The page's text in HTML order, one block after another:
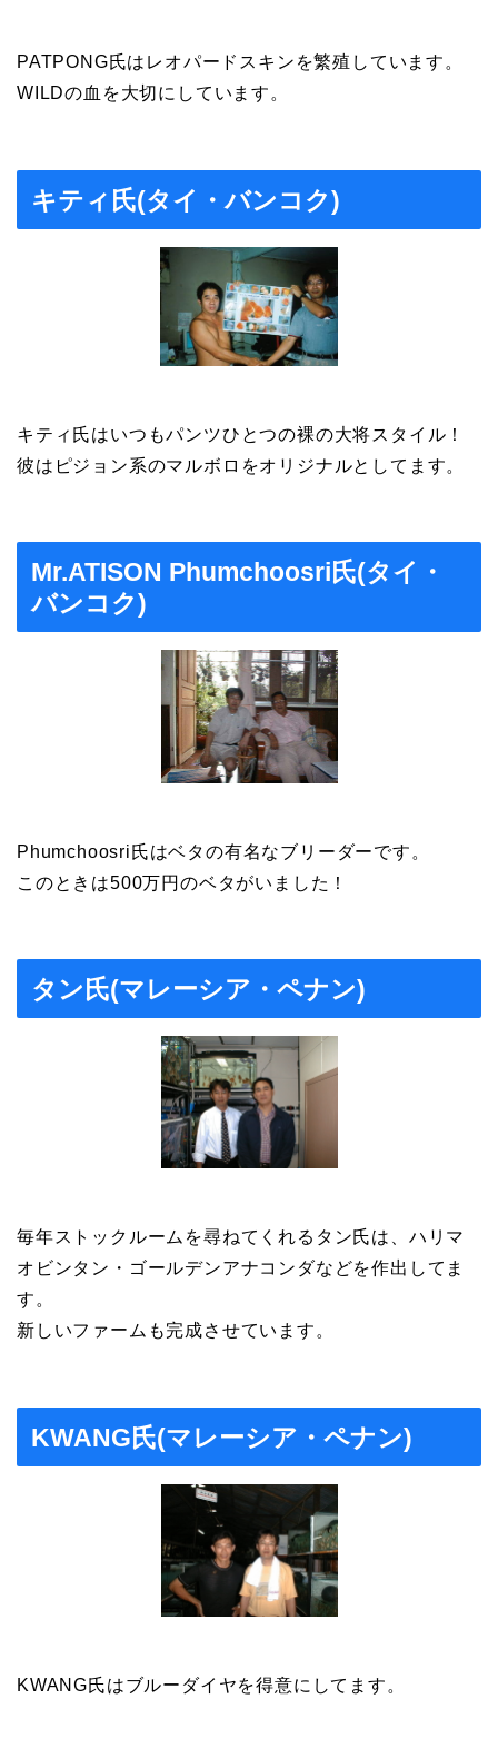
PATPONG氏はレオパードスキンを繁殖しています。
WILDの血を大切にしています。
キティ氏(タイ・バンコク)
キティ氏はいつもパンツひとつの裸の大将スタイル！
彼はピジョン系のマルボロをオリジナルとしてます。
Mr.ATISON Phumchoosri氏(タイ・
バンコク)
Phumchoosri氏はベタの有名なブリーダーです。
このときは500万円のベタがいました！
タン氏(マレーシア・ペナン)
毎年ストックルームを尋ねてくれるタン氏は、ハリマ
オビンタン・ゴールデンアナコンダなどを作出してま
す。
新しいファームも完成させています。
KWANG氏(マレーシア・ペナン)
KWANG氏はブルーダイヤを得意にしてます。